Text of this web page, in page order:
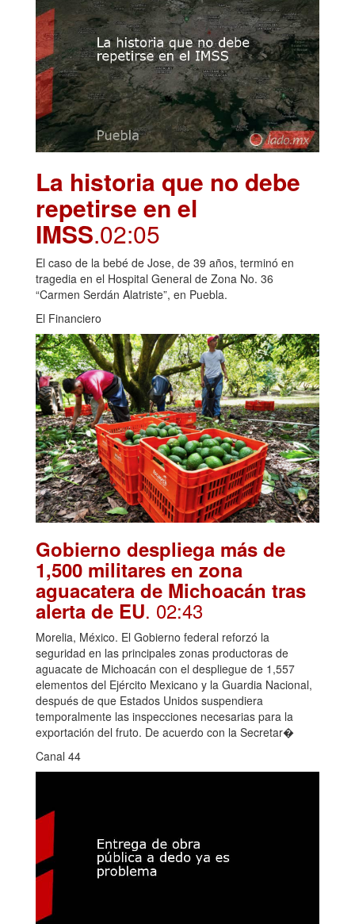
La historia que no debe
repetirse en el
IMSS.02:05
El caso de la bebé de Jose, de 39 años, terminó en
tragedia en el Hospital General de Zona No. 36
“Carmen Serdán Alatriste”, en Puebla.
El Financiero
Gobierno despliega más de
1,500 militares en zona
aguacatera de Michoacán tras
alerta de EU. 02:43
Morelia, México. El Gobierno federal reforzó la
seguridad en las principales zonas productoras de
aguacate de Michoacán con el despliegue de 1,557
elementos del Ejército Mexicano y la Guardia Nacional,
después de que Estados Unidos suspendiera
temporalmente las inspecciones necesarias para la
exportación del fruto. De acuerdo con la Secretar�
Canal 44